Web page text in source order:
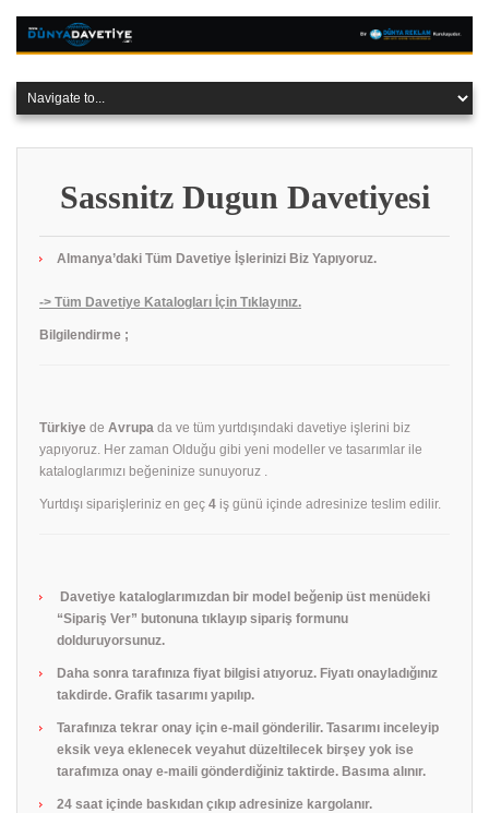
Sassnitz Dugun Davetiyesi
Almanya’daki Tüm Davetiye İşlerinizi Biz Yapıyoruz.
-> Tüm Davetiye Katalogları İçin Tıklayınız.
Bilgilendirme ;
Türkiye de Avrupa da ve tüm yurtdışındaki davetiye işlerini biz
yapıyoruz. Her zaman Olduğu gibi yeni modeller ve tasarımlar ile
kataloglarımızı beğeninize sunuyoruz .
Yurtdışı siparişleriniz en geç 4 iş günü içinde adresinize teslim edilir.
Davetiye kataloglarımızdan bir model beğenip üst menüdeki
“Sipariş Ver” butonuna tıklayıp sipariş formunu
dolduruyorsunuz.
Daha sonra tarafınıza fiyat bilgisi atıyoruz. Fiyatı onayladığınız
takdirde. Grafik tasarımı yapılıp.
Tarafınıza tekrar onay için e-mail gönderilir. Tasarımı inceleyip
eksik veya eklenecek veyahut düzeltilecek birşey yok ise
tarafımıza onay e-maili gönderdiğiniz taktirde. Basıma alınır.
24 saat içinde baskıdan çıkıp adresinize kargolanır.